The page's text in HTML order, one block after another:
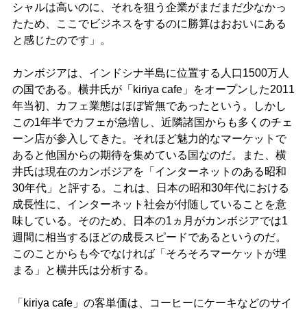
シャルは高いのに、それを狙う企業がまだまだ少なかっ
たため、ここでビジネスをするのに勝算はおおいにある
と感じたのです」。
カンボジアは、インドシナ半島に位置する人口1500万人
の国である。横井氏が「kiriya cafe」をオープンした2011
年当初、カフェ業態はほぼ皆無であったという。しかし
この1年半でカフェが急増し、近隣諸国からも多くのチェ
ーン店が参入してきた。それほど魅力的なマーケットで
あると他国からの期待を集めている国なのだ。また、横
井氏は現在のカンボジアを「インターネットのある昭和
30年代」と評する。これは、日本の昭和30年代における
成長性に、インターネット社会が付随していることを意
味している。そのため、日本の1ヵ月がカンボジアでは1
週間に相当するほどの成長スピードであるというのだ。
このことからも今でなければ「そろそろマーケットが埋
まる」と横井氏は分析する。
「kiriya cafe」の客単価は、コーヒーにケーキなどのサイ